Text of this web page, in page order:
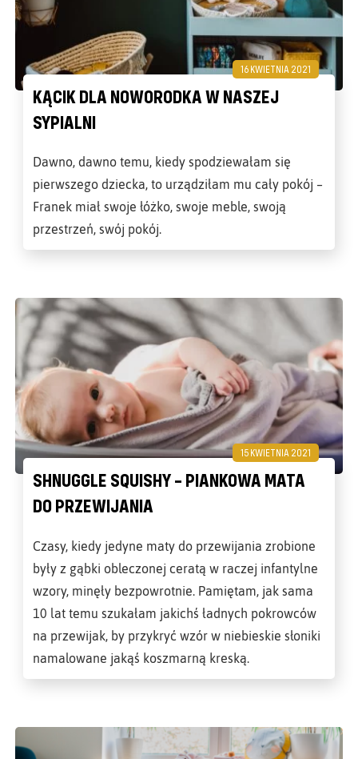
16 KWIETNIA 2021
KĄCIK DLA NOWORODKA W NASZEJ
SYPIALNI
Dawno, dawno temu, kiedy spodziewałam się
pierwszego dziecka, to urządziłam mu cały pokój –
Franek miał swoje łóżko, swoje meble, swoją
przestrzeń, swój pokój.
15 KWIETNIA 2021
SHNUGGLE SQUISHY – PIANKOWA MATA
DO PRZEWIJANIA
Czasy, kiedy jedyne maty do przewijania zrobione
były z gąbki obleczonej ceratą w raczej infantylne
wzory, minęły bezpowrotnie. Pamiętam, jak sama
10 lat temu szukałam jakichś ładnych pokrowców
na przewijak, by przykryć wzór w niebieskie słoniki
namalowane jakąś koszmarną kreską.